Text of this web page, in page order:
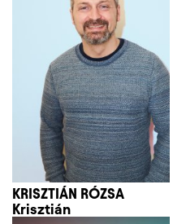
KRISZTIÁN RÓZSA
Krisztián